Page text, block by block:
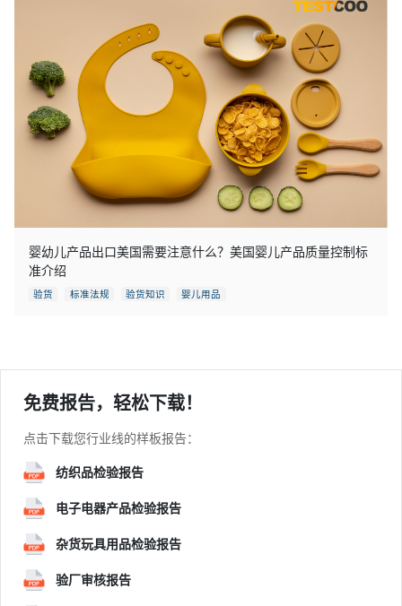
婴幼儿产品出口美国需要注意什么？美国婴儿产品质量控制标
准介绍
验货 标准法规 验货知识 婴儿用品
免费报告，轻松下载！
点击下载您行业线的样板报告：
纺织品检验报告
电子电器产品检验报告
杂货玩具用品检验报告
验厂审核报告